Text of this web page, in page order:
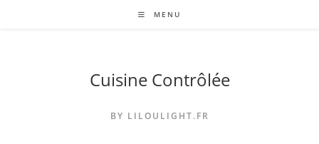
MENU
Cuisine Contrôlée
BY LILOULIGHT.FR